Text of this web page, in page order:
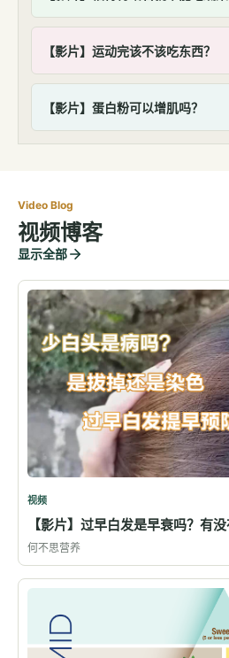
【影片】运动完该不该吃东西？
【影片】蛋白粉可以增肌吗？
Video Blog
视频博客
显示全部
视频
【影片】过早白发是早衰吗？有没
何不思营养